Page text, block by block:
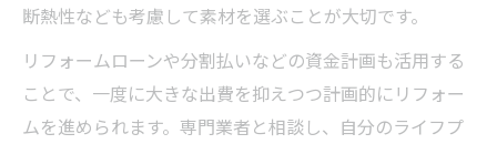
断熱性なども考慮して素材を選ぶことが大切です。
リフォームローンや分割払いなどの資金計画も活用する
ことで、一度に大きな出費を抑えつつ計画的にリフォー
ムを進められます。専門業者と相談し、自分のライフプ